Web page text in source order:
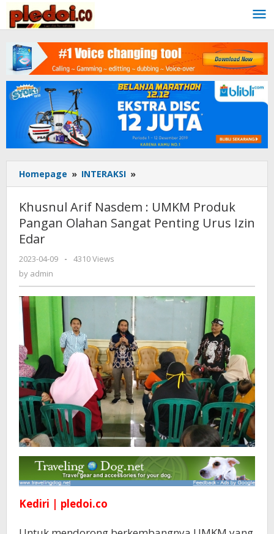
content
Homepage » INTERAKSI »
Arif
UMKM
Penting
Urus
Khusnul Arif Nasdem : UMKM Produk
Pangan Olahan Sangat Penting Urus Izin
Edar
2023-04-09
by
-
4310 Views
by admin
Kediri | pledoi.co